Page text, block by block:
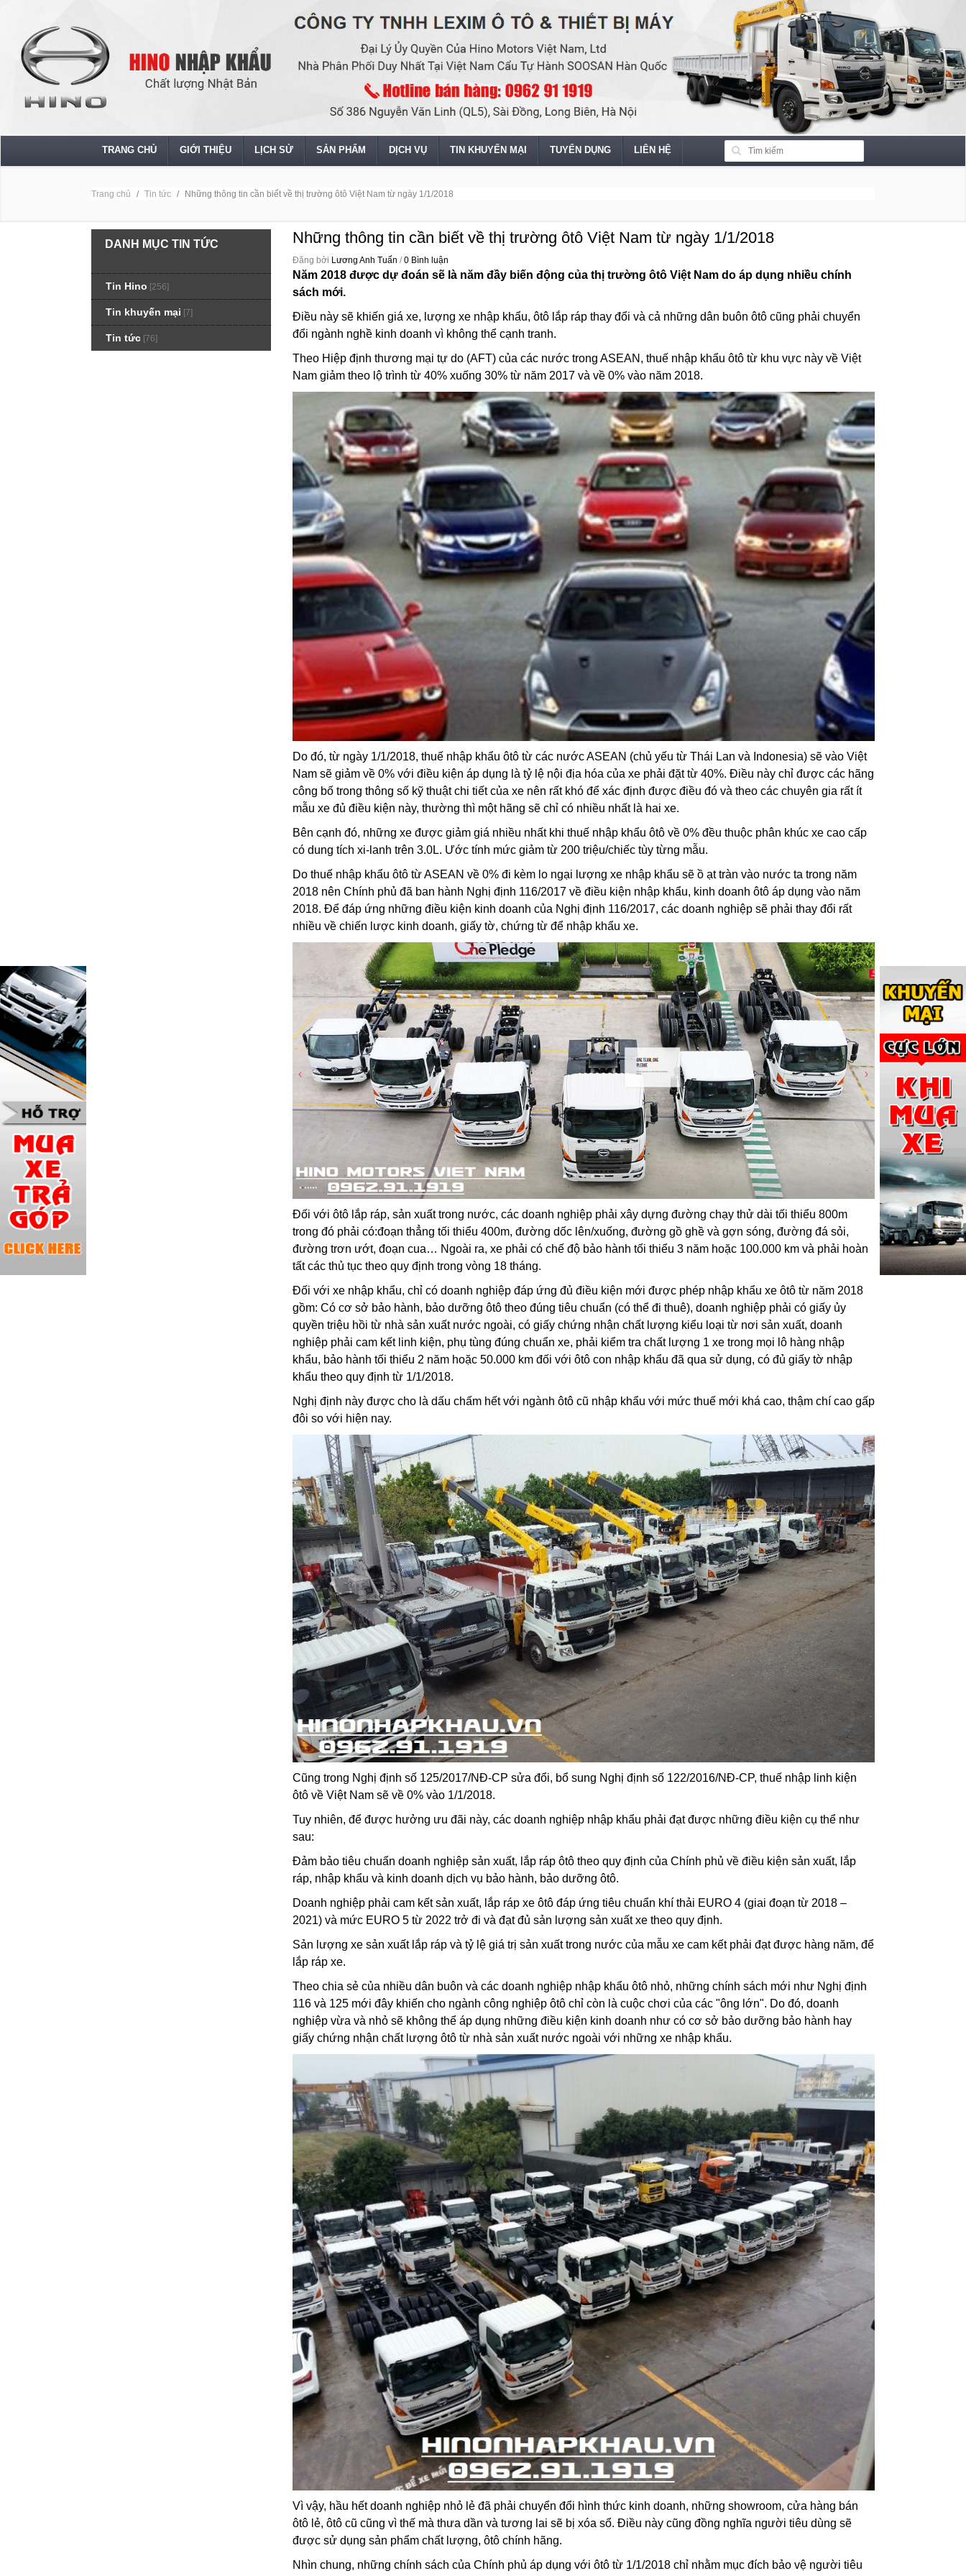
TRANG CHỦ GIỚI THIỆU LỊCH SỬ SẢN PHẨM DỊCH VỤ TIN KHUYẾN MẠI TUYỂN DỤNG LIÊN HỆ
Trang chủ Tin tức Những thông tin cần biết về thị trường ôtô Việt Nam từ ngày 1/1/2018
DANH MỤC TIN TỨC
Tin Hino [256]
Tin khuyến mại [7]
Tin tức [76]
Những thông tin cần biết về thị trường ôtô Việt Nam từ ngày 1/1/2018
Đăng bởi Lương Anh Tuấn /0 Bình luận
Năm 2018 được dự đoán sẽ là năm đầy biến động của thị trường ôtô Việt Nam do áp dụng nhiều chính
sách mới.
Điều này sẽ khiến giá xe, lượng xe nhập khẩu, ôtô lắp ráp thay đổi và cả những dân buôn ôtô cũng phải chuyển
đổi ngành nghề kinh doanh vì không thể cạnh tranh.
Theo Hiệp định thương mại tự do (AFT) của các nước trong ASEAN, thuế nhập khẩu ôtô từ khu vực này về Việt
Nam giảm theo lộ trình từ 40% xuống 30% từ năm 2017 và về 0% vào năm 2018.
Do đó, từ ngày 1/1/2018, thuế nhập khẩu ôtô từ các nước ASEAN (chủ yếu từ Thái Lan và Indonesia) sẽ vào Việt
Nam sẽ giảm về 0% với điều kiện áp dụng là tỷ lệ nội địa hóa của xe phải đặt từ 40%. Điều này chỉ được các hãng
công bố trong thông số kỹ thuật chi tiết của xe nên rất khó để xác định được điều đó và theo các chuyên gia rất ít
mẫu xe đủ điều kiện này, thường thì một hãng sẽ chỉ có nhiều nhất là hai xe.
Bên cạnh đó, những xe được giảm giá nhiều nhất khi thuế nhập khẩu ôtô về 0% đều thuộc phân khúc xe cao cấp
có dung tích xi-lanh trên 3.0L. Ước tính mức giảm từ 200 triệu/chiếc tùy từng mẫu.
Do thuế nhập khẩu ôtô từ ASEAN về 0% đi kèm lo ngại lượng xe nhập khẩu sẽ ồ ạt tràn vào nước ta trong năm
2018 nên Chính phủ đã ban hành Nghị định 116/2017 về điều kiện nhập khẩu, kinh doanh ôtô áp dụng vào năm
2018. Để đáp ứng những điều kiện kinh doanh của Nghị định 116/2017, các doanh nghiệp sẽ phải thay đổi rất
nhiều về chiến lược kinh doanh, giấy tờ, chứng từ để nhập khẩu xe.
Đối với ôtô lắp ráp, sản xuất trong nước, các doanh nghiệp phải xây dựng đường chạy thử dài tối thiểu 800m
trong đó phải có:đoạn thẳng tối thiểu 400m, đường dốc lên/xuống, đường gồ ghề và gợn sóng, đường đá sỏi,
đường trơn ướt, đoạn cua… Ngoài ra, xe phải có chế độ bảo hành tối thiểu 3 năm hoặc 100.000 km và phải hoàn
tất các thủ tục theo quy định trong vòng 18 tháng.
Đối với xe nhập khẩu, chỉ có doanh nghiệp đáp ứng đủ điều kiện mới được phép nhập khẩu xe ôtô từ năm 2018
gồm: Có cơ sở bảo hành, bảo dưỡng ôtô theo đúng tiêu chuẩn (có thể đi thuê), doanh nghiệp phải có giấy ủy
quyền triệu hồi từ nhà sản xuất nước ngoài, có giấy chứng nhận chất lượng kiểu loại từ nơi sản xuất, doanh
nghiệp phải cam kết linh kiện, phụ tùng đúng chuẩn xe, phải kiểm tra chất lượng 1 xe trong mọi lô hàng nhập
khẩu, bảo hành tối thiểu 2 năm hoặc 50.000 km đối với ôtô con nhập khẩu đã qua sử dụng, có đủ giấy tờ nhập
khẩu theo quy định từ 1/1/2018.
Nghị định này được cho là dấu chấm hết với ngành ôtô cũ nhập khẩu với mức thuế mới khá cao, thậm chí cao gấp
đôi so với hiện nay.
Cũng trong Nghị định số 125/2017/NĐ-CP sửa đổi, bổ sung Nghị định số 122/2016/NĐ-CP, thuế nhập linh kiện
ôtô về Việt Nam sẽ về 0% vào 1/1/2018.
Tuy nhiên, để được hưởng ưu đãi này, các doanh nghiệp nhập khẩu phải đạt được những điều kiện cụ thể như
sau:
Đảm bảo tiêu chuẩn doanh nghiệp sản xuất, lắp ráp ôtô theo quy định của Chính phủ về điều kiện sản xuất, lắp
ráp, nhập khẩu và kinh doanh dịch vụ bảo hành, bảo dưỡng ôtô.
Doanh nghiệp phải cam kết sản xuất, lắp ráp xe ôtô đáp ứng tiêu chuẩn khí thải EURO 4 (giai đoạn từ 2018 –
2021) và mức EURO 5 từ 2022 trở đi và đạt đủ sản lượng sản xuất xe theo quy định.
Sản lượng xe sản xuất lắp ráp và tỷ lệ giá trị sản xuất trong nước của mẫu xe cam kết phải đạt được hàng năm, để
lắp ráp xe.
Theo chia sẻ của nhiều dân buôn và các doanh nghiệp nhập khẩu ôtô nhỏ, những chính sách mới như Nghị định
116 và 125 mới đây khiến cho ngành công nghiệp ôtô chỉ còn là cuộc chơi của các "ông lớn". Do đó, doanh
nghiệp vừa và nhỏ sẽ không thể áp dụng những điều kiện kinh doanh như có cơ sở bảo dưỡng bảo hành hay
giấy chứng nhận chất lượng ôtô từ nhà sản xuất nước ngoài với những xe nhập khẩu.
Vì vậy, hầu hết doanh nghiệp nhỏ lẻ đã phải chuyển đổi hình thức kinh doanh, những showroom, cửa hàng bán
ôtô lẻ, ôtô cũ cũng vì thế mà thưa dần và tương lai sẽ bị xóa sổ. Điều này cũng đồng nghĩa người tiêu dùng sẽ
được sử dụng sản phẩm chất lượng, ôtô chính hãng.
Nhìn chung, những chính sách của Chính phủ áp dụng với ôtô từ 1/1/2018 chỉ nhằm mục đích bảo vệ người tiêu